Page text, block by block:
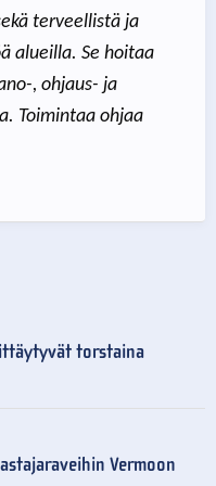
terveellistä ja
alueilla. Se hoitaa
, ohjaus- ja
Toimintaa ohjaa
torstaina
Vermoon